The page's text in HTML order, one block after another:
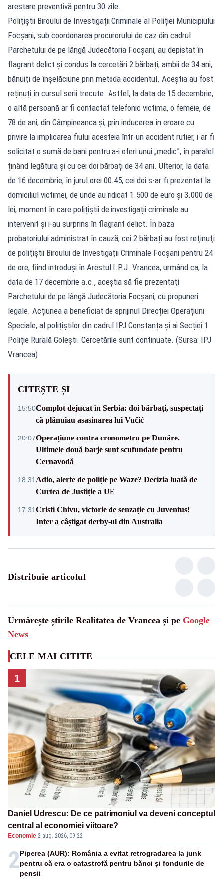
arestare preventivă pentru 30 zile.
Poliţiştii Biroului de Investigații Criminale al Poliției Municipiului
Focșani, sub coordonarea procurorului de caz din cadrul
Parchetului de pe lângă Judecătoria Focșani, au depistat în
flagrant delict şi condus la cercetări 2 bărbați, ambii de 34 ani,
bănuiţi de înşelăciune prin metoda accidentul. Aceștia au fost
reținuți în cursul serii trecute. Astfel, la data de 15 decembrie,
o altă persoană ar fi contactat telefonic victima, o femeie, de
78 de ani, din Câmpineanca și, prin inducerea în eroare cu
privire la implicarea fiului acesteia într-un accident rutier, i-ar fi
solicitat o sumă de bani pentru a-i oferi unui „medic”, în paralel
ținând legătura și cu cei doi bărbați de 34 ani. Ulterior, la data
de 16 decembrie, în jurul orei 00.45, cei doi s-ar fi prezentat la
domiciliul victimei, de unde au ridicat 1.500 de euro și 3.000 de
lei, moment în care polițiștii de investigații criminale au
intervenit și i-au surprins în flagrant delict. În baza
probatoriului administrat în cauză, cei 2 bărbați au fost reţinuţi
de poliţiştii Biroului de Investigaţii Criminale Focșani pentru 24
de ore, fiind introduşi în Arestul I.P.J. Vrancea, urmând ca, la
data de 17 decembrie a.c., aceştia să fie prezentaţi
Parchetului de pe lângă Judecătoria Focșani, cu propuneri
legale. Acțiunea a beneficiat de sprijinul Direcției Operațiuni
Speciale, al polițiștilor din cadrul IPJ Constanța și ai Secției 1
Poliție Rurală Golești. Cercetările sunt continuate. (Sursa: IPJ
Vrancea)
CITEȘTE ȘI
15:50Complot dejucat în Serbia: doi bărbați, suspectați
că plănuiau asasinarea lui Vučić
20:07Operațiune contra cronometru pe Dunăre.
Ultimele două barje sunt scufundate pentru
Cernavodă
18:31 Adio, alerte de poliție pe Waze? Decizia luată de
Curtea de Justiție a UE
17:31Cristi Chivu, victorie de senzație cu Juventus!
Inter a câștigat derby-ul din Australia
Distribuie articolul
Urmărește știrile Realitatea de Vrancea și pe Google
News
CELE MAI CITITE
1
Daniel Udrescu: De ce patrimoniul va deveni conceptul
central al economiei viitoare?
Economie·2 aug. 2026, 09:22
2Piperea (AUR): România a evitat retrogradarea la junk
pentru că era o catastrofă pentru bănci și fondurile de
pensii